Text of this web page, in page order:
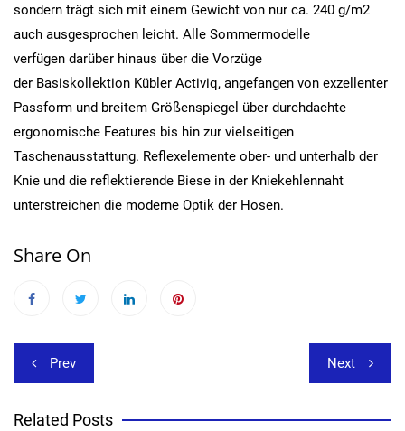
sondern trägt sich mit einem Gewicht von nur ca. 240 g/m2
auch ausgesprochen leicht. Alle Sommermodelle
verfügen darüber hinaus über die Vorzüge
der Basiskollektion Kübler Activiq, angefangen von exzellenter
Passform und breitem Größenspiegel über durchdachte
ergonomische Features bis hin zur vielseitigen
Taschenausstattung. Reflexelemente ober- und unterhalb der
Knie und die reflektierende Biese in der Kniekehlennaht
unterstreichen die moderne Optik der Hosen.
Share On
Beitragsnavigation
Prev Next
Related Posts